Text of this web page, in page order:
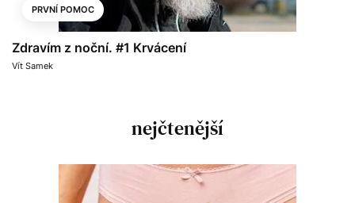
PRVNÍ POMOC
Zdravím z noční. #1 Krvácení
Vít Samek
nejčtenější